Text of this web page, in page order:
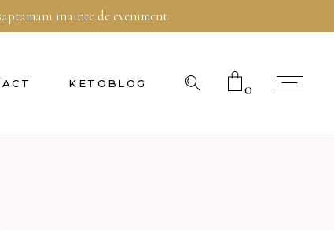
inainte de eveniment.
KETOBLOG 0